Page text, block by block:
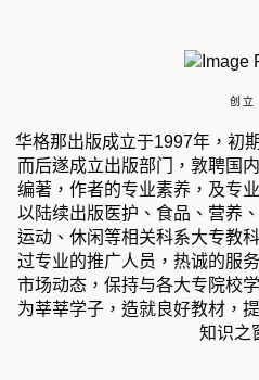
创立
华格那出版成立于1997年，初
而后遂成立出版部门，敦聘国
编著，作者的专业素养，及专
以陆续出版医护、食品、营养
运动、休闲等相关科系大专教
过专业的推广人员，热诚的服
市场动态，保持与各大专院校
为莘莘学子，造就良好教材，
知识之